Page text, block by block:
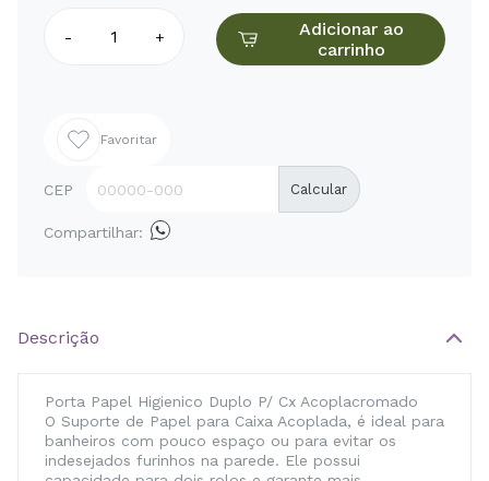
- +
Adicionar ao
carrinho
Favoritar
CEP Calcular
Compartilhar:
Descrição
Porta Papel Higienico Duplo P/ Cx Acoplacromado
O Suporte de Papel para Caixa Acoplada, é ideal para
banheiros com pouco espaço ou para evitar os
indesejados furinhos na parede. Ele possui